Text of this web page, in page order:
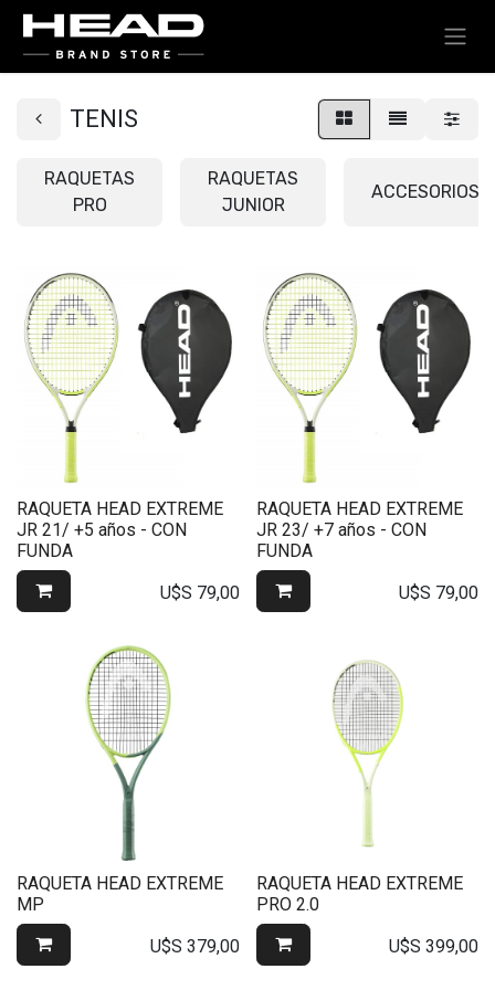
TENIS
RAQUETAS
PRO
RAQUETAS
JUNIOR
ACCESORIOS
RAQUETA HEAD EXTREME
JR 21/ +5 años - CON
FUNDA
U$S 79,00
RAQUETA HEAD EXTREME
JR 23/ +7 años - CON
FUNDA
U$S 79,00
RAQUETA HEAD EXTREME
MP
U$S 379,00
RAQUETA HEAD EXTREME
PRO 2.0
U$S 399,00